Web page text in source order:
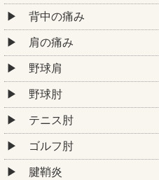
背中の痛み
肩の痛み
野球肩
野球肘
テニス肘
ゴルフ肘
腱鞘炎